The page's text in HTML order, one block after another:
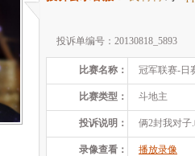
投诉单编号：20130818_5893
比赛名称： 冠军联赛-日
比赛类型： 斗地主
投诉说明： 俩2封我对子
录像查看： 播放录像